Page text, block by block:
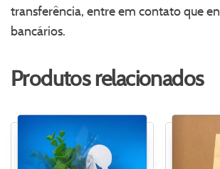
transferência, entre em contato que
bancários.
Produtos relacionados